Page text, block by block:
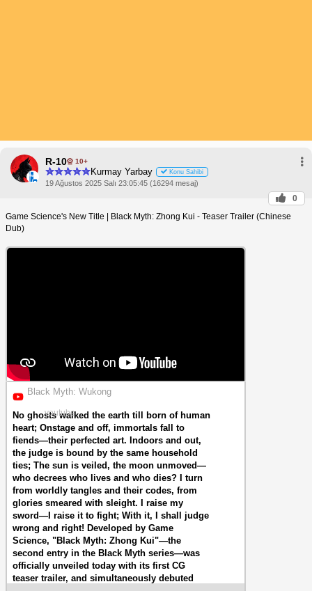
R-10 10+
Kurmay Yarbay Konu Sahibi
19 Ağustos 2025 Salı 23:05:45 (16294 mesaj)
0
Game Science's New Title | Black Myth: Zhong Kui - Teaser Trailer (Chinese
Dub)
Black Myth: Wukong
youtube
No ghosts walked the earth till born of human
heart; Onstage and off, immortals fall to
fiends—their perfected art. Indoors and out,
the judge is bound by the same household
ties; The sun is veiled, the moon unmoved—
who decrees who lives and who dies? I turn
from worldly tangles and their codes, from
glories smeared with sleight. I raise my
sword—I raise it to fight; With it, I shall judge
wrong and right! Developed by Game
Science, "Black Myth: Zhong Kui"—the
second entry in the Black Myth series—was
officially unveiled today with its first CG
teaser trailer, and simultaneously debuted